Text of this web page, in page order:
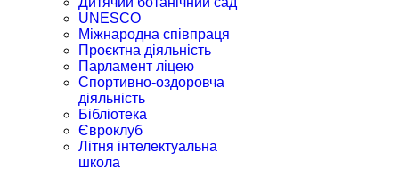
UNESCO
Міжнародна співпраця
Проєктна діяльність
Парламент ліцею
Спортивно-оздоровча
діяльність
Бібліотека
Євроклуб
Літня інтелектуальна
школа